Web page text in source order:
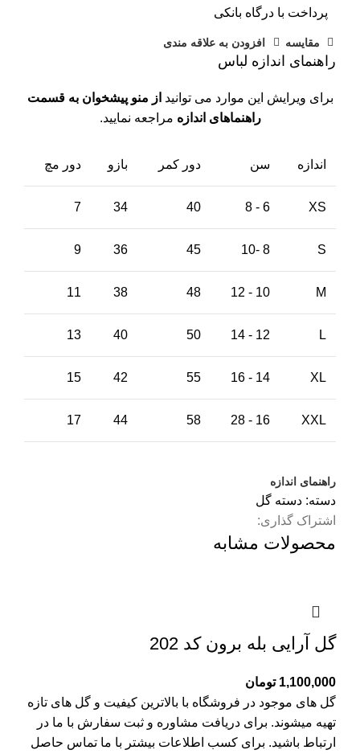
پرداخت با درگاه بانکی
مقايسه افزودن به علاقه مندی
راهنمای اندازه لباس
برای ویرایش این موارد می توانید از منو پیشخوان به قسمت
راهنماهای اندازه مراجعه نمایید.
اندازه سن دور کمر بازو دور مچ
XS
6 - 8
40
34
7
S
8 -10
45
36
9
M
10 - 12
48
38
11
L
12 - 14
50
40
13
XL
14 - 16
55
42
15
XXL
16 - 28
58
44
17
راهنمای اندازه
دسته: دسته گل
اشتراک گذاری:
محصولات مشابه
گل آرایی بله برون کد 202
1,100,000 تومان
گل های موجود در فروشگاه با بالاترین کیفیت و گل های تازه
تهیه میشوند. برای دریافت مشاوره و ثبت سفارش با ما در
ارتباط باشید. برای کسب اطلاعات بیشتر با ما تماس حاصل